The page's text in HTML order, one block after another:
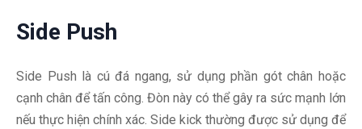
Side Push
Side Push là cú đá ngang, sử dụng phần gót chân hoặc
cạnh chân để tấn công. Đòn này có thể gây ra sức mạnh lớn
nếu thực hiện chính xác. Side kick thường được sử dụng để